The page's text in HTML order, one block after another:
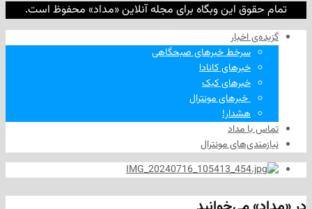
این وبگاه برای مجله آنلاین «مداد» محفوظ است.
اخبار
سرخط خبرهای صبحگاهی
خبرهای کانادا
خبرهای کبک
‌ خبرهای مونترال
مداد
مونترال